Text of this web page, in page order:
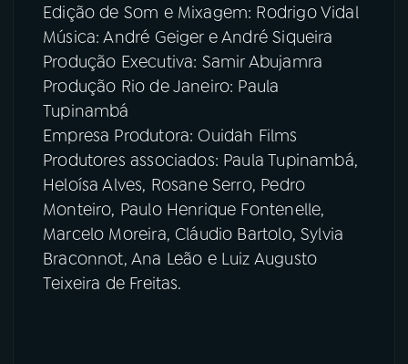
Edição de Som e Mixagem: Rodrigo Vidal
Música: André Geiger e André Siqueira
Produção Executiva: Samir Abujamra
Produção Rio de Janeiro: Paula
Tupinambá
Empresa Produtora: Ouidah Films
Produtores associados: Paula Tupinambá,
Heloísa Alves, Rosane Serro, Pedro
Monteiro, Paulo Henrique Fontenelle,
Marcelo Moreira, Cláudio Bartolo, Sylvia
Braconnot, Ana Leão e Luiz Augusto
Teixeira de Freitas.